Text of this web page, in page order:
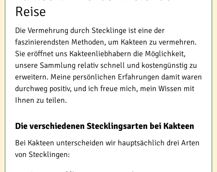
Reise
Die Vermehrung durch Stecklinge ist eine der
faszinierendsten Methoden, um Kakteen zu vermehren.
Sie eröffnet uns Kakteenliebhabern die Möglichkeit,
unsere Sammlung relativ schnell und kostengünstig zu
erweitern. Meine persönlichen Erfahrungen damit waren
durchweg positiv, und ich freue mich, mein Wissen mit
Ihnen zu teilen.
Die verschiedenen Stecklingsarten bei Kakteen
Bei Kakteen unterscheiden wir hauptsächlich drei Arten
von Stecklingen: